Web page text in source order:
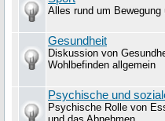
Alles rund um Bewegung
Gesundheit
Diskussion von
Wohlbefinden allgemein
Psychische und
Psychische Rolle von